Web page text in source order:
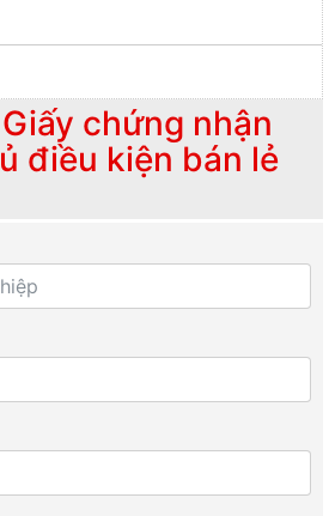
chứng nhận
điều kiện bán lẻ